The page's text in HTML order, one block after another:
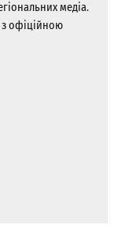
медіа.
з офіційною